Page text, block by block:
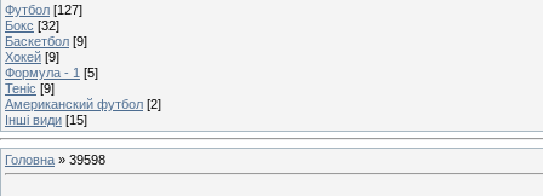
Футбол [127]
Бокс [32]
Баскетбол [9]
Хокей [9]
Формула - 1 [5]
Теніс [9]
Американский футбол [2]
Інші види [15]
Головна » 39598